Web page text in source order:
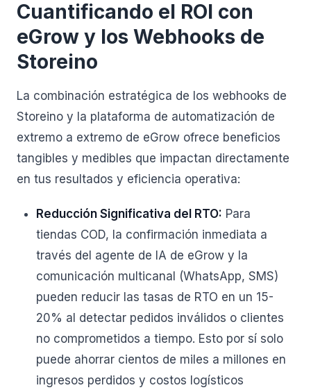
Cuantificando el ROI con
eGrow y los Webhooks de
Storeino
La combinación estratégica de los webhooks de
Storeino y la plataforma de automatización de
extremo a extremo de eGrow ofrece beneficios
tangibles y medibles que impactan directamente
en tus resultados y eficiencia operativa:
Reducción Significativa del RTO: Para
tiendas COD, la confirmación inmediata a
través del agente de IA de eGrow y la
comunicación multicanal (WhatsApp, SMS)
pueden reducir las tasas de RTO en un 15-
20% al detectar pedidos inválidos o clientes
no comprometidos a tiempo. Esto por sí solo
puede ahorrar cientos de miles a millones en
ingresos perdidos y costos logísticos